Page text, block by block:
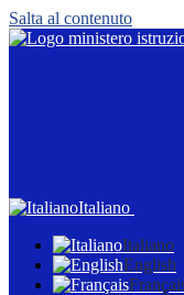
Salta al contenuto
Italiano
Italiano
English